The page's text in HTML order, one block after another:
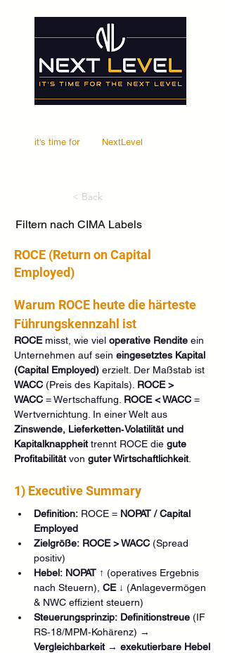
it's time for NextLevel
< Back
Filtern nach CIMA Labels
ROCE (Return on Capital
Employed)
Warum ROCE heute die härteste
Führungskennzahl ist
ROCE misst, wie viel operative Rendite ein
Unternehmen auf sein eingesetztes Kapital
(Capital Employed) erzielt. Der Maßstab ist
WACC (Preis des Kapitals). ROCE >
WACC = Wertschaffung. ROCE < WACC =
Wertvernichtung. In einer Welt aus
Zinswende, Lieferketten‑Volatilität und
Kapitalknappheit trennt ROCE die gute
Profitabilität von guter Wirtschaftlichkeit.
1) Executive Summary
Definition: ROCE = NOPAT / Capital
Employed
Zielgröße: ROCE > WACC (Spread
positiv)
Hebel: NOPAT ↑ (operatives Ergebnis
nach Steuern), CE ↓ (Anlagevermögen
& NWC effizient steuern)
Steuerungsprinzip: Definitionstreue (IF
RS‑18/MPM‑Kohärenz) →
Vergleichbarkeit → exekutierbare Hebel